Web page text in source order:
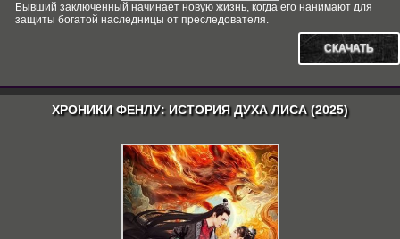
Бывший заключенный начинает новую жизнь, когда его нанимают для
защиты богатой наследницы от преследователя.
СКАЧАТЬ
ХРОНИКИ ФЕНЛУ: ИСТОРИЯ ДУХА ЛИСА (2025)